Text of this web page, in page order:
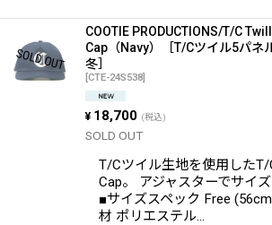
COOTIE PRODUCTIONS/T/C
Cap（Navy）［T/Cツイル5パネ
冬］
[CTE-24S538]
¥ 18,700 (税込)
SOLD OUT
T/Cツイル生地を使用したT/
Cap。 アジャスターでサイズ
■サイズスペック Free
材 ポリエステル…